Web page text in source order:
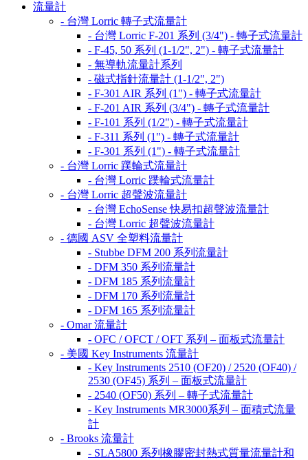
流量計
- 台灣 Lorric 轉子式流量計
- 台灣 Lorric F-201 系列 (3/4") - 轉子式流量計
- F-45, 50 系列 (1-1/2", 2") - 轉子式流量計
- 無導軌流量計系列
- 磁式指針流量計 (1-1/2", 2")
- F-301 AIR 系列 (1") - 轉子式流量計
- F-201 AIR 系列 (3/4") - 轉子式流量計
- F-101 系列 (1/2") - 轉子式流量計
- F-311 系列 (1") - 轉子式流量計
- F-301 系列 (1") - 轉子式流量計
- 台灣 Lorric 蹼輪式流量計
- 台灣 Lorric 蹼輪式流量計
- 台灣 Lorric 超聲波流量計
- 台灣 EchoSense 快易扣超聲波流量計
- 台灣 Lorric 超聲波流量計
- 德國 ASV 全塑料流量計
- Stubbe DFM 200 系列流量計
- DFM 350 系列流量計
- DFM 185 系列流量計
- DFM 170 系列流量計
- DFM 165 系列流量計
- Omar 流量計
- OFC / OFCT / OFT 系列 – 面板式流量計
- 美國 Key Instruments 流量計
- Key Instruments 2510 (OF20) / 2520 (OF40) /
2530 (OF45) 系列 – 面板式流量計
- 2540 (OF50) 系列 – 轉子式流量計
- Key Instruments MR3000系列 – 面積式流量
計
- Brooks 流量計
- SLA5800 系列橡膠密封熱式質量流量計和